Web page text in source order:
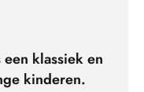
klassiek en
kinderen.